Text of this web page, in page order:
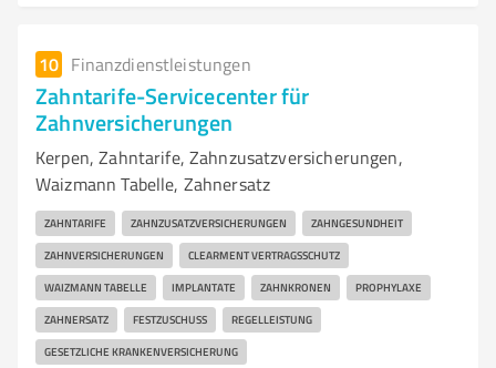
10 Finanzdienstleistungen
Zahntarife-Servicecenter für
Zahnversicherungen
Kerpen, Zahntarife, Zahnzusatzversicherungen,
Waizmann Tabelle, Zahnersatz
ZAHNTARIFE ZAHNZUSATZVERSICHERUNGEN ZAHNGESUNDHEIT
ZAHNVERSICHERUNGEN CLEARMENT VERTRAGSSCHUTZ
WAIZMANN TABELLE IMPLANTATE ZAHNKRONEN PROPHYLAXE
ZAHNERSATZ FESTZUSCHUSS REGELLEISTUNG
GESETZLICHE KRANKENVERSICHERUNG